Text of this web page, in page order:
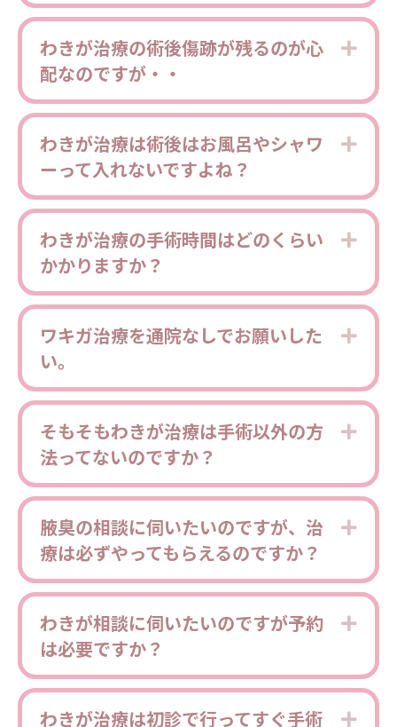
わきが治療の術後傷跡が残るのが心
配なのですが・・
わきが治療は術後はお風呂やシャワ
ーって入れないですよね？
わきが治療の手術時間はどのくらい
かかりますか？
ワキガ治療を通院なしでお願いした
い。
そもそもわきが治療は手術以外の方
法ってないのですか？
腋臭の相談に伺いたいのですが、治
療は必ずやってもらえるのですか？
わきが相談に伺いたいのですが予約
は必要ですか？
わきが治療は初診で行ってすぐ手術